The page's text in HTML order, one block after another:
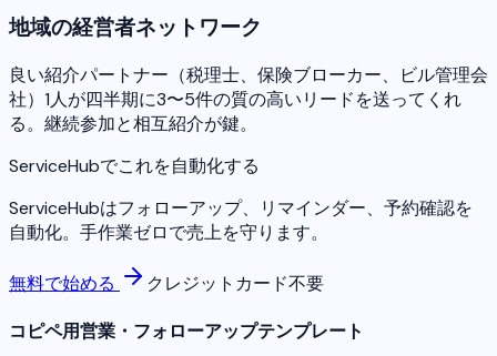
地域の経営者ネットワーク
良い紹介パートナー（税理士、保険ブローカー、ビル管理会
社）1人が四半期に3〜5件の質の高いリードを送ってくれ
る。継続参加と相互紹介が鍵。
ServiceHubでこれを自動化する
ServiceHubはフォローアップ、リマインダー、予約確認を
自動化。手作業ゼロで売上を守ります。
無料で始める クレジットカード不要
コピペ用営業・フォローアップテンプレート